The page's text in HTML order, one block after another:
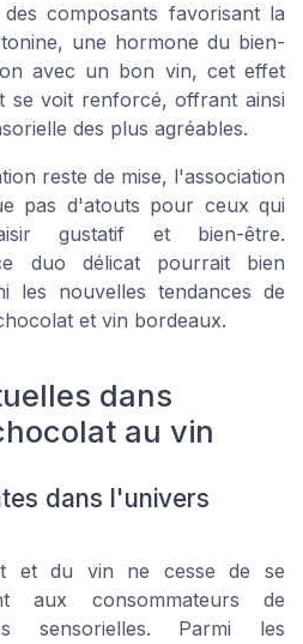
composants favorisant la
une hormone du bien-
avec un bon vin, cet effet
se voit renforcé, offrant ainsi
des plus agréables.
reste de mise, l'association
pas d'atouts pour ceux qui
gustatif et bien-être.
duo délicat pourrait bien
les nouvelles tendances de
et vin bordeaux.
dans
au vin
dans l'univers
et du vin ne cesse de se
aux consommateurs de
sensorielles. Parmi les